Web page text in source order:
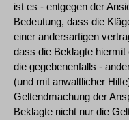
ist es - entgegen der
Bedeutung, dass die
einer andersartigen
dass die Beklagte
die gegebenenfalls -
(und mit anwaltlicher
Geltendmachung der
Beklagte nicht nur die